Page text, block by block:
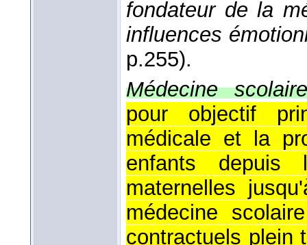
fondateur de la
influences
p.255).
Médecine
pour objectif
médicale et la
enfants depuis
maternelles
médecine
contractuels plein